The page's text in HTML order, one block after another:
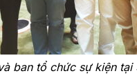
ban tổ chức sự kiện tại